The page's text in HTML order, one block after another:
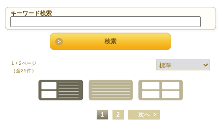
キーワード検索
1 / 2ページ
（全25件）
1 2 次へ